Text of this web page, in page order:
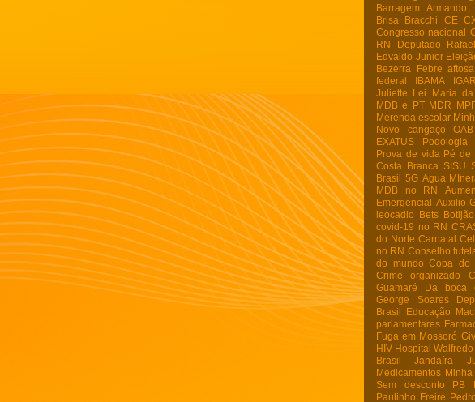
Barragem Armando
Brisa Bracchi
CE
Congresso nacional
RN
Deputado
Edvaldo Junior
Bezerra
Febre aftosa
federal
IBAMA
Juliette
Lei Maria da
MDB e PT MDR
Merenda escolar
Novo cangaço
OAB
EXATUS
Podologia
Prova de vida Pé de
Costa Branca
SISU
Brasil 5G Agua
MDB no RN
Emergencial Auxilio
leocadio
Bets
covid-19 no RN
do Norte Carnatal
no RN Conselho
do mundo Copa do
Crime organizado
Guamaré
Da boca
George Soares
Brasil
Educação
parlamentares
Fuga em Mossoró
HIV Hospital
Brasil
Jandaíra
Medicamentos
Sem desconto
PB
Paulinho Freire